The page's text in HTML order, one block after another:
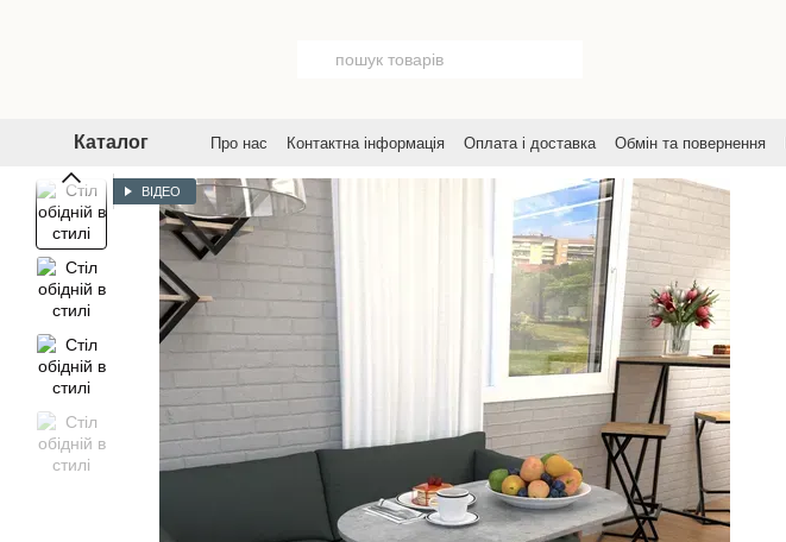
Каталог Про нас Контактна інформація Оплата і доставка Обмін та повернення
ВІДЕО